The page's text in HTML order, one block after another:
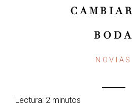
BODA
NOVIAS
Lectura: 2 minutos